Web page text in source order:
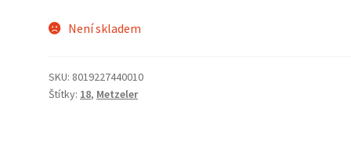
Není skladem
SKU: 8019227440010
Štítky: 18, Metzeler